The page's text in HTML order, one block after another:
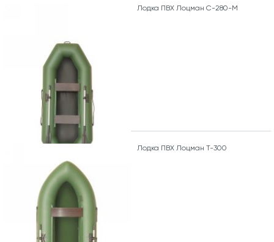
Лодка ПВХ Лоцман С-280-М
Лодка ПВХ Лоцман Т-300